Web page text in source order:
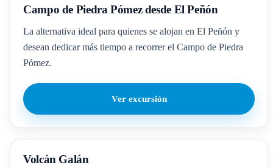
Campo de Piedra Pómez desde El Peñón
La alternativa ideal para quienes se alojan en El Peñón y
desean dedicar más tiempo a recorrer el Campo de Piedra
Pómez.
Ver excursión
Volcán Galán